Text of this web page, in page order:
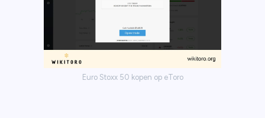
Euro Stoxx 50 kopen op eToro